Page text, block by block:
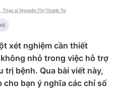
Thạc sĩ Nguyễn Thị Thanh Tú
xét nghiệm cần thiết
nhỏ trong việc hỗ trợ
trị bệnh. Qua bài viết này,
cho bạn ý nghĩa các chỉ số